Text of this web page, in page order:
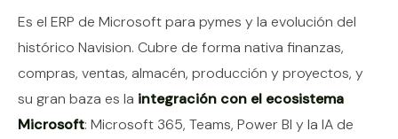
Es el ERP de Microsoft para pymes y la evolución del
histórico Navision. Cubre de forma nativa finanzas,
compras, ventas, almacén, producción y proyectos, y
su gran baza es la integración con el ecosistema
Microsoft: Microsoft 365, Teams, Power BI y la IA de